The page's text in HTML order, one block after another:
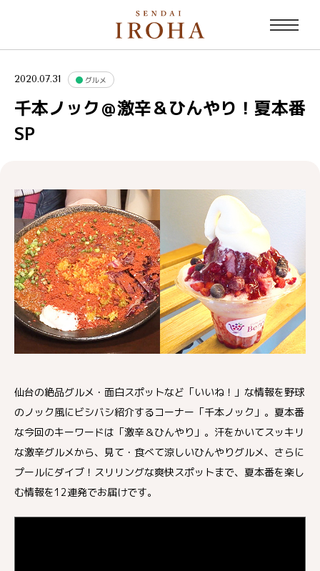
2020.07.31 グルメ
千本ノック＠激辛＆ひんやり！夏本番
SP
仙台の絶品グルメ・面白スポットなど「いいね！」な情報を野球
のノック風にビシバシ紹介するコーナー「千本ノック」。夏本番
な今回のキーワードは「激辛＆ひんやり」。汗をかいてスッキリ
な激辛グルメから、見て・食べて涼しいひんやりグルメ、さらに
プールにダイブ！スリリングな爽快スポットまで、夏本番を楽し
む情報を12連発でお届けです。